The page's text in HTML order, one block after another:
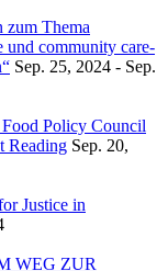
zum Thema
und community care-
Sep. 25, 2024 - Sep.
Policy Council
Reading Sep. 20,
Justice in
WEG ZUR